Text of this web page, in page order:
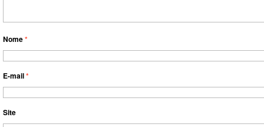
Nome*
E-mail*
Site